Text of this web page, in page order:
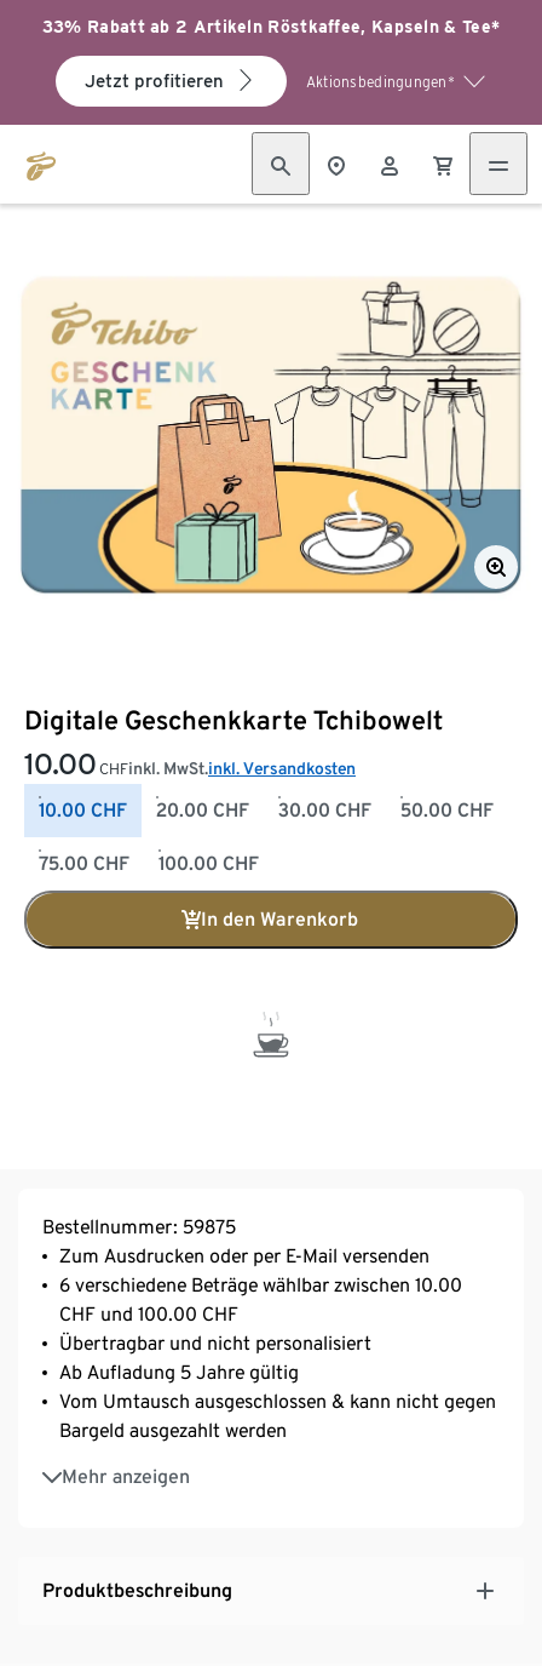
33% Rabatt ab 2 Artikeln Röstkaffee, Kapseln & Tee*
Jetzt profitieren Aktionsbedingungen*
Digitale Geschenkkarte Tchibowelt
10.00 CHFinkl. MwSt.inkl. Versandkosten
10.00 CHF 20.00 CHF 30.00 CHF 50.00 CHF
75.00 CHF 100.00 CHF
In den Warenkorb
Bestellnummer: 59875
Zum Ausdrucken oder per E-Mail versenden
6 verschiedene Beträge wählbar zwischen 10.00
CHF und 100.00 CHF
Übertragbar und nicht personalisiert
Ab Aufladung 5 Jahre gültig
Vom Umtausch ausgeschlossen & kann nicht gegen
Bargeld ausgezahlt werden
Mehr anzeigen
Nach Eingang der Bestellung erhalten Sie eine
Bestelleingangsbestätigung per E-Mail. Die
Mail an die angegebene E-Mailadresse verschickt.
Bitte beachten Sie, dass Sie online pro Bestellung
Produktbeschreibung